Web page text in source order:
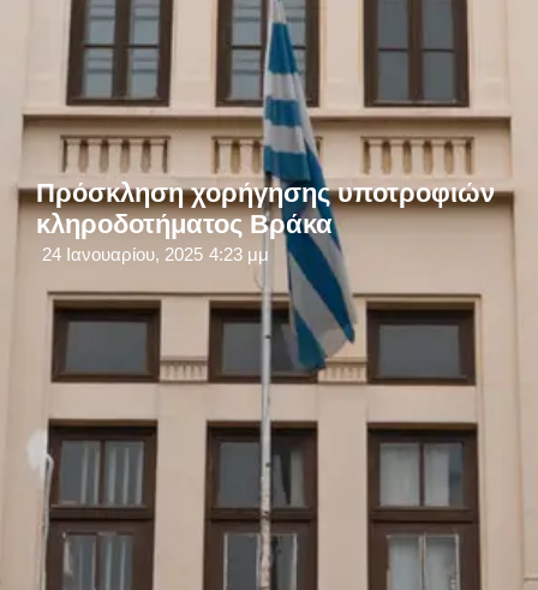
Πρόσκληση χορήγησης υποτροφιών
κληροδοτήματος Βράκα
24 Ιανουαρίου, 2025 4:23 μμ